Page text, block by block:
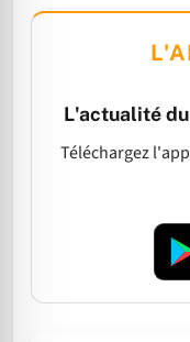
L'actualité
Téléchargez